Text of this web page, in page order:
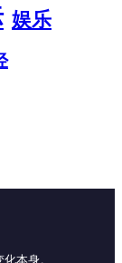
娱乐
本身。